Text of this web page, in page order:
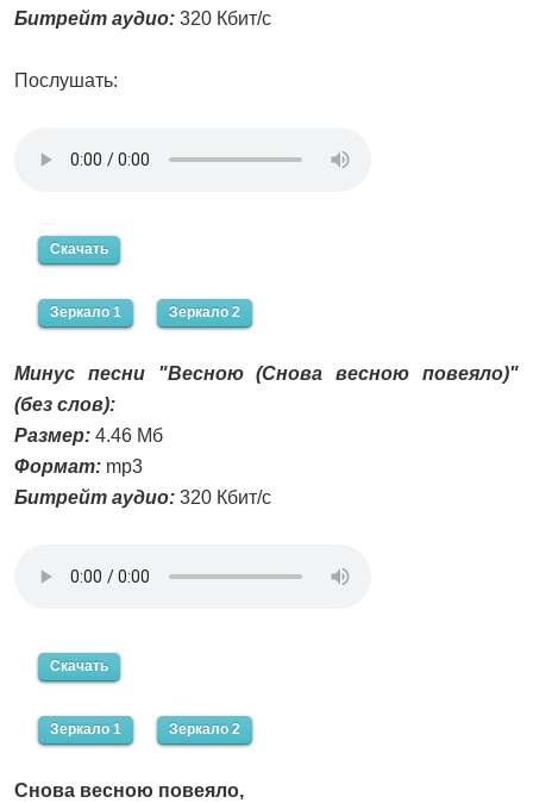
Битрейт аудио: 320 Кбит/с
Послушать:
Скачать
Зеркало 1 Зеркало 2
Минус песни "Весною (Снова весною повеяло)"
(без слов):
Размер: 4.46 Мб
Формат: mp3
Битрейт аудио: 320 Кбит/с
Скачать
Зеркало 1 Зеркало 2
Снова весною повеяло,